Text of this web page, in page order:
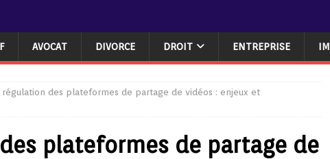
AVOCAT DIVORCE DROIT ENTREPRISE
régulation des plateformes de partage de vidéos : enjeux et
plateformes de partage de